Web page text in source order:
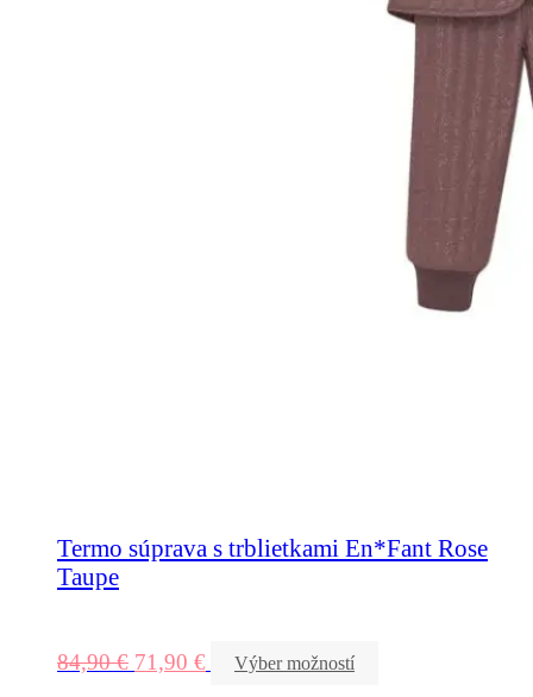
Termo súprava s trblietkami En*Fant Rose
Taupe
84,90€ 71,90 € Výber možností